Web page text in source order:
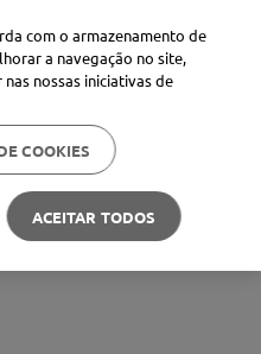
com o armazenamento de
a navegação no site,
nossas iniciativas de
COOKIES
ACEITAR TODOS